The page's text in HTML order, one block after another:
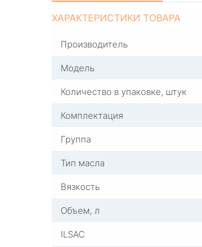
ХАРАКТЕРИСТИКИ ТОВАРА
Производитель
Модель
Количество в упаковке, штук
Комплектация
Группа
Тип масла
Вязкость
Объем, л
ILSAC